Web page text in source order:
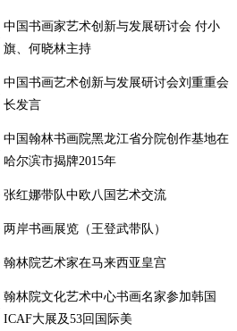
中国书画家艺术创新与发展研讨会 付小
旗、何晓林主持
中国书画艺术创新与发展研讨会刘重重会
长发言
中国翰林书画院黑龙江省分院创作基地在
哈尔滨市揭牌2015年
张红娜带队中欧八国艺术交流
两岸书画展览（王登武带队）
翰林院艺术家在马来西亚皇宫
翰林院文化艺术中心书画名家参加韩国
ICAF大展及53回国际美